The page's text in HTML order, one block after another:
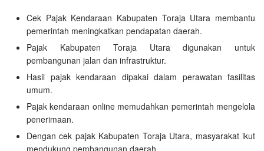
Cek Pajak Kendaraan Kabupaten Toraja Utara membantu
pemerintah meningkatkan pendapatan daerah.
Pajak Kabupaten Toraja Utara digunakan untuk
pembangunan jalan dan infrastruktur.
Hasil pajak kendaraan dipakai dalam perawatan fasilitas
umum.
Pajak kendaraan online memudahkan pemerintah mengelola
penerimaan.
Dengan cek pajak Kabupaten Toraja Utara, masyarakat ikut